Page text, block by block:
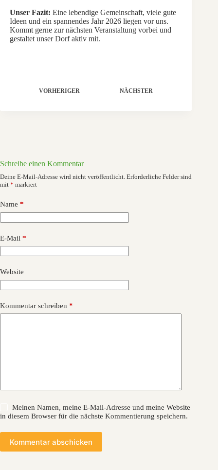
Unser Fazit: Eine lebendige Gemeinschaft, viele gute
Ideen und ein spannendes Jahr 2026 liegen vor uns.
Kommt gerne zur nächsten Veranstaltung vorbei und
gestaltet unser Dorf aktiv mit.
VORHERIGER NÄCHSTER
Schreibe einen Kommentar
Deine E-Mail-Adresse wird nicht veröffentlicht. Erforderliche Felder sind
mit * markiert
Name *
E-Mail *
Website
Kommentar schreiben *
Meinen Namen, meine E-Mail-Adresse und meine Website
in diesem Browser für die nächste Kommentierung speichern.
Kommentar abschicken